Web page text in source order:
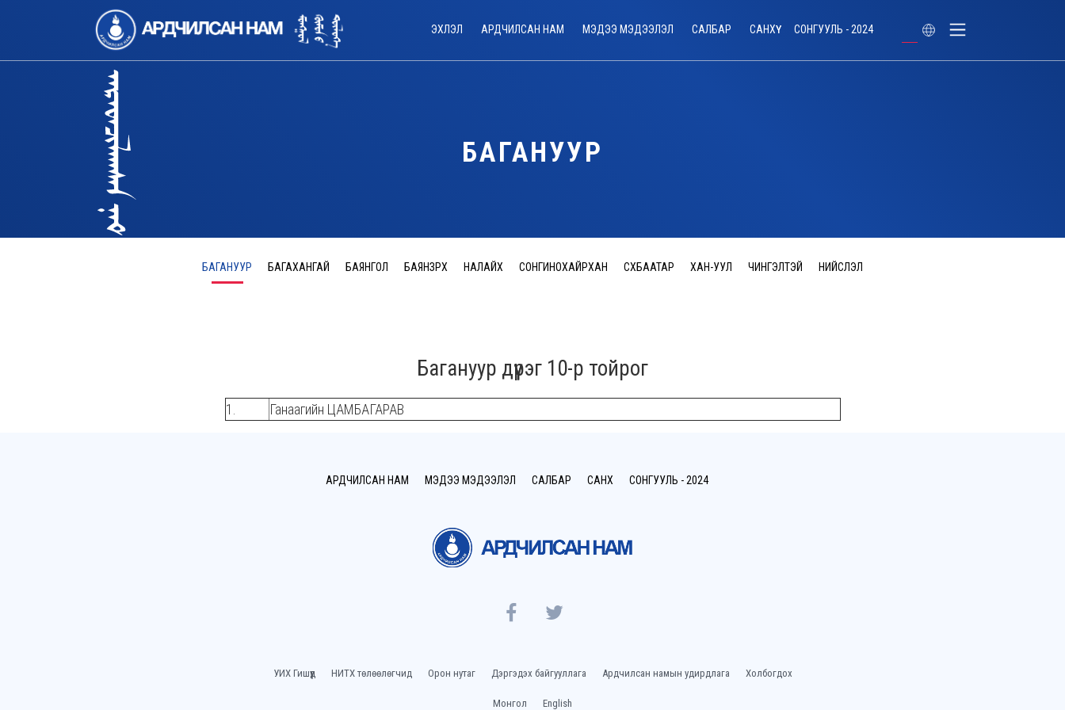
ЭХЛЭЛ АРДЧИЛСАН НАМ МЭДЭЭ МЭДЭЭЛЭЛ САЛБАР САНХҮҮ СОНГУУЛЬ - 2024
БАГАНУУР
БАГАНУУР БАГАХАНГАЙ БАЯНГОЛ БАЯНЗҮРХ НАЛАЙХ СОНГИНОХАЙРХАН СҮХБААТАР ХАН-УУЛ ЧИНГЭЛТЭЙ НИЙСЛЭЛ
Багануур дүүрэг 10-р тойрог
1. Ганаагийн ЦАМБАГАРАВ
АРДЧИЛСАН НАМ МЭДЭЭ МЭДЭЭЛЭЛ САЛБАР САНХҮҮ СОНГУУЛЬ - 2024
УИХ Гишүүд НИТХ төлөөлөгчид Орон нутаг Дэргэдэх байгууллага Ардчилсан намын удирдлага Холбогдох
Монгол English